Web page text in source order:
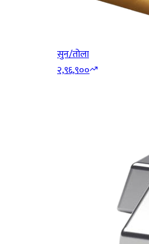
सुन/तोला
२,९६,९००